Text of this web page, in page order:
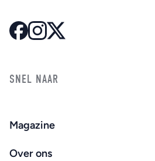
SNEL NAAR
Magazine
Over ons